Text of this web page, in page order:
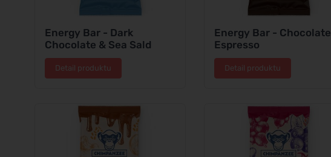
Energy Bar - Dark
Chocolate & Sea Sald
Detail produktu
Energy Bar - Chocolate
Espresso
Detail produktu